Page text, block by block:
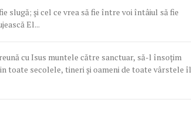
slugă; şi cel ce vrea să fie între voi întâiul să fie
El...
cu Isus muntele către sanctuar, să-l însoţim
toate secolele, tineri şi oameni de toate vârstele îl